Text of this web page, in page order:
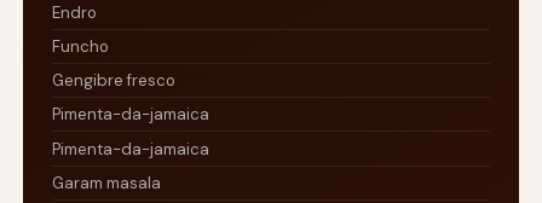
Endro
Funcho
Gengibre fresco
Pimenta-da-jamaica
Pimenta-da-jamaica
Garam masala